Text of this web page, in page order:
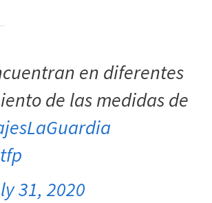
en diferentes
de las medidas de
31, 2020